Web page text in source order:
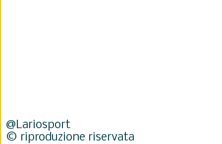
@Lariosport
© riproduzione riservata